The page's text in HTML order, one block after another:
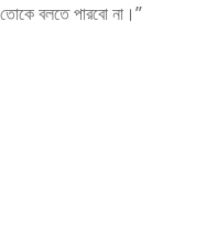
বলতে পারবো না।”